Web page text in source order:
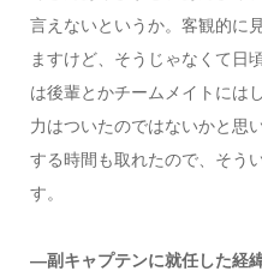
言えないというか。客観的に
ますけど、そうじゃなくて日
は後輩とかチームメイトには
力はついたのではないかと思
する時間も取れたので、そう
す。
―副キャプテンに就任した経